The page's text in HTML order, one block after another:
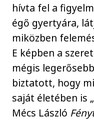
hívta fel a
égő gyertyára,
miközben
E képben a
mégis
biztatott, hogy
saját életében is
Mécs László